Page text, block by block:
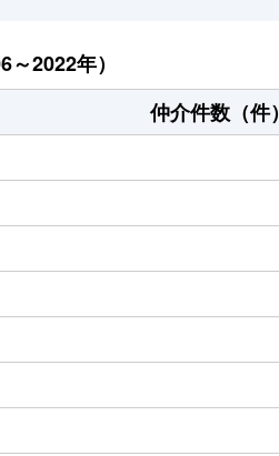
2022年）
仲介件数（件）